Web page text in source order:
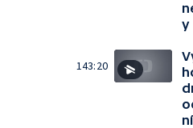
y
143:20
ní